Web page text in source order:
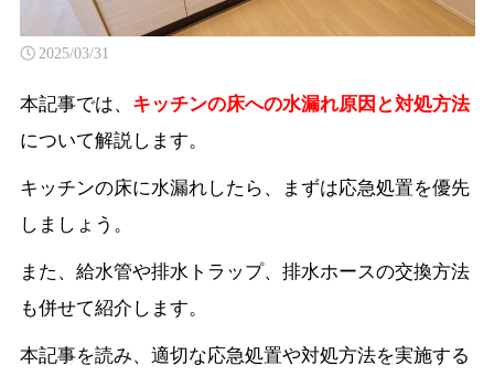
2025/03/31
本記事では、 キッチンの床への水漏れ原因と対処方法
について解説します。
キッチンの床に水漏れしたら、まずは応急処置を優先
しましょう。
また、給水管や排水トラップ、排水ホースの交換方法
も併せて紹介します。
本記事を読み、適切な応急処置や対処方法を実施する